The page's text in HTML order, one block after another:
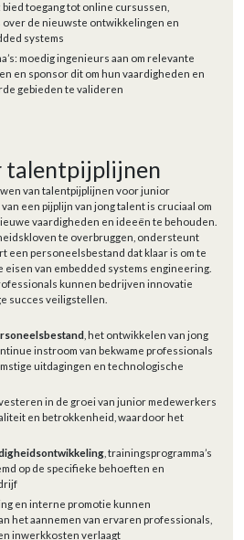
toegang tot online cursussen,
over de nieuwste ontwikkelingen en
systems
moedig ingenieurs aan om relevante
en sponsor dit om hun vaardigheden en
gebieden te valideren
talentpijplijnen
van talentpijplijnen voor junior
een pijplijn van jong talent is cruciaal om
vaardigheden en ideeën te behouden.
te overbruggen, ondersteunt
personeelsbestand dat klaar is om te
van embedded systems engineering.
kunnen bedrijven innovatie
succes veiligstellen.
, het ontwikkelen van jong
instroom van bekwame professionals
uitdagingen en technologische
in de groei van junior medewerkers
en betrokkenheid, waardoor het
, trainingsprogramma’s
op de specifieke behoeften en
en interne promotie kunnen
het aannemen van ervaren professionals,
inwerkkosten verlaagt